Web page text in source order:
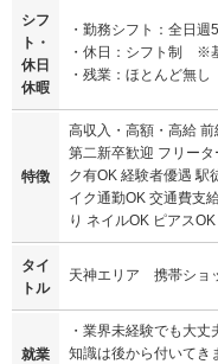
シフ
ト・
休日
休暇
・勤務シフト：全日週
・休日：シフト制 ※
・残業：ほとんど無し
特徴
高収入・高額・高給
第二新卒歓迎 フリー
ク有OK 経験者優遇 駅
イク通勤OK 交通費支
り ネイルOK ピアス
タイ
トル
天神エリア 携帯ショ
就業
・業界未経験でも大
知識は後から付いてき